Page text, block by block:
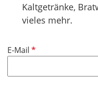
Kaltgetränke,
vieles mehr.
E-Mail P